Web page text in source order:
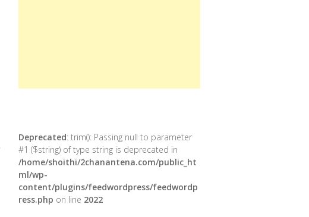
Deprecated: trim(): Passing null to parameter
#1 ($string) of type string is deprecated in
/home/shoithi/2chanantena.com/public_ht
ml/wp-
content/plugins/feedwordpress/feedwordp
ress.php on line 2022